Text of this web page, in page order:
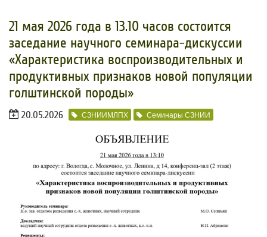
21 мая 2026 года в 13.10 часов состоится
заседание научного семинара-дискуссии
«Характеристика воспроизводительных и
продуктивных признаков новой популяции
голштинской породы»
20.05.2026 СЗНИИМЛПХ Семинары СЗНИИ